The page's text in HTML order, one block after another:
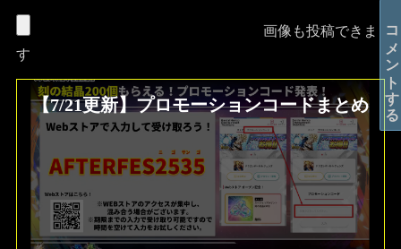
画像も投稿できま
す
【7/21更新】プロモーションコードまとめ コメントする